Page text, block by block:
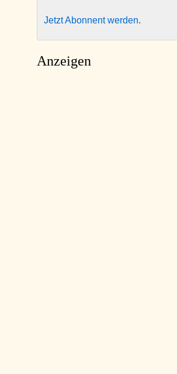
Jetzt Abonnent werden.
Anzeigen